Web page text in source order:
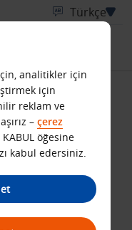
analitikler için
için
reklam ve
– çerez
öğesine
kabul edersiniz.